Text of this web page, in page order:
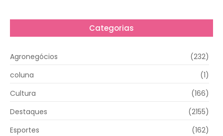
Categorias
Agronegócios
(232)
coluna
(1)
Cultura
(166)
Destaques
(2155)
Esportes
(162)